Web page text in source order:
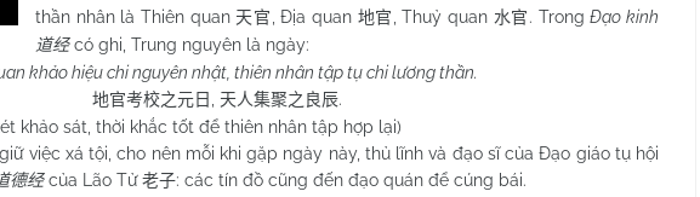
thần nhân là Thiên quan 天官 , Địa quan 地官 , Thuỷ quan 水官 . TrongĐạo kinh
道经có ghi, Trung nguyên là ngày:
khảo hiệu chi nguyên nhật, thiên nhân tập tụ chi lương thần.
地官考校之元日 天人集聚之良辰.
sát, thời khắc tốt để thiên nhân tập hợp lại)
xá tội, cho nên mỗi khi gặp ngày này, thủ lĩnh và đạo sĩ của Đạo giáo tụ hội
德经của Lão Tử 老子: các tín đồ cũng đến đạo quán để cúng bái.